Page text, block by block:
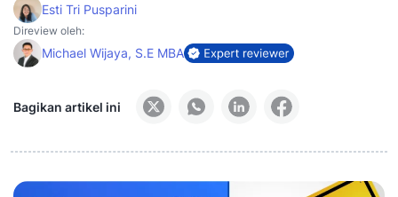
Esti Tri Pusparini
Direview oleh:
Michael Wijaya, S.E MBA
Bagikan artikel ini